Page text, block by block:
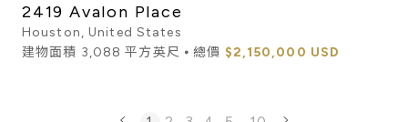
2419 Avalon Place
Houston, United States
建物面積 3,088 平方英尺 ⦁ 總價 $2,150,000 USD